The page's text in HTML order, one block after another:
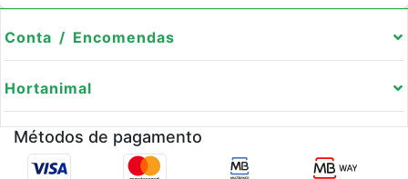
Conta / Encomendas
Hortanimal
Métodos de pagamento